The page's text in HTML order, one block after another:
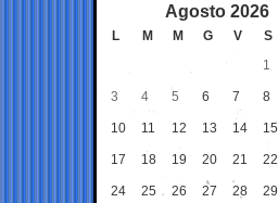
Agosto 2026
L M M G V S
1
3 4 5 6 7 8
10 11 12 13 14 15
17 18 19 20 21 22
24 25 26 27 28 29